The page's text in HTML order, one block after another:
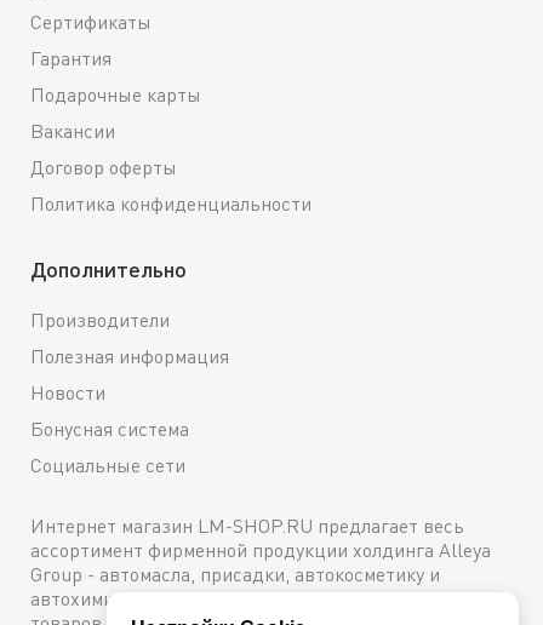
Сертификаты
Гарантия
Подарочные карты
Вакансии
Договор оферты
Политика конфиденциальности
Дополнительно
Производители
Полезная информация
Новости
Бонусная система
Социальные сети
Интернет магазин LM-SHOP.RU предлагает весь
ассортимент фирменной продукции холдинга Alleya
Group - автомасла, присадки, автокосметику и
автохимию. Каталог содержит подробное описание